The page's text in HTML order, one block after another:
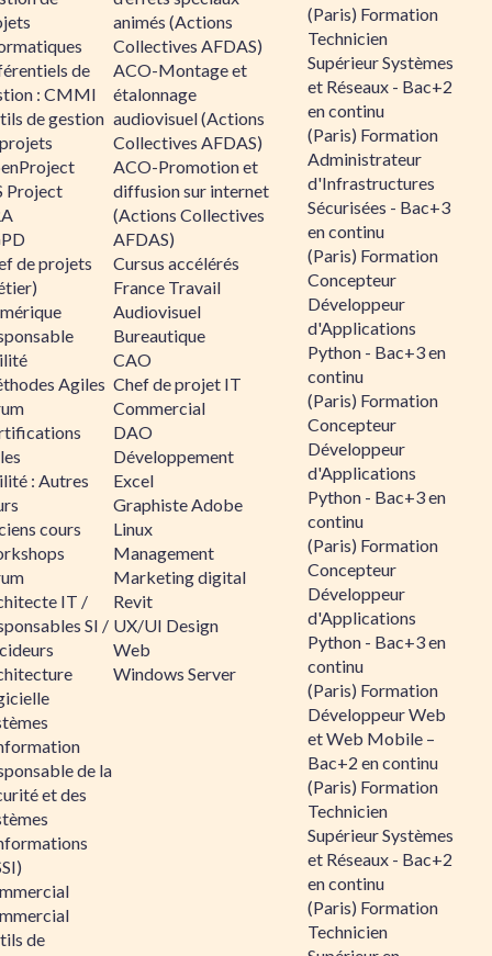
de
: CMMI
de gestion
Project
de projets
Agiles
: Autres
cours
IT /
SI /
de la
et des
de
animés (Actions
Collectives AFDAS)
ACO-Montage et
étalonnage
audiovisuel (Actions
Collectives AFDAS)
ACO-Promotion et
diffusion sur internet
(Actions Collectives
AFDAS)
Cursus accélérés
France Travail
Audiovisuel
Bureautique
CAO
Chef de projet IT
Commercial
DAO
Développement
Excel
Graphiste Adobe
Linux
Management
Marketing digital
Revit
UX/UI Design
Web
Windows Server
(Paris) Formation
Technicien
Supérieur Systèmes
et Réseaux - Bac+2
en continu
(Paris) Formation
Administrateur
d'Infrastructures
Sécurisées - Bac+3
en continu
(Paris) Formation
Concepteur
Développeur
d'Applications
Python - Bac+3 en
continu
(Paris) Formation
Concepteur
Développeur
d'Applications
Python - Bac+3 en
continu
(Paris) Formation
Concepteur
Développeur
d'Applications
Python - Bac+3 en
continu
(Paris) Formation
Développeur Web
et Web Mobile –
Bac+2 en continu
(Paris) Formation
Technicien
Supérieur Systèmes
et Réseaux - Bac+2
en continu
(Paris) Formation
Technicien